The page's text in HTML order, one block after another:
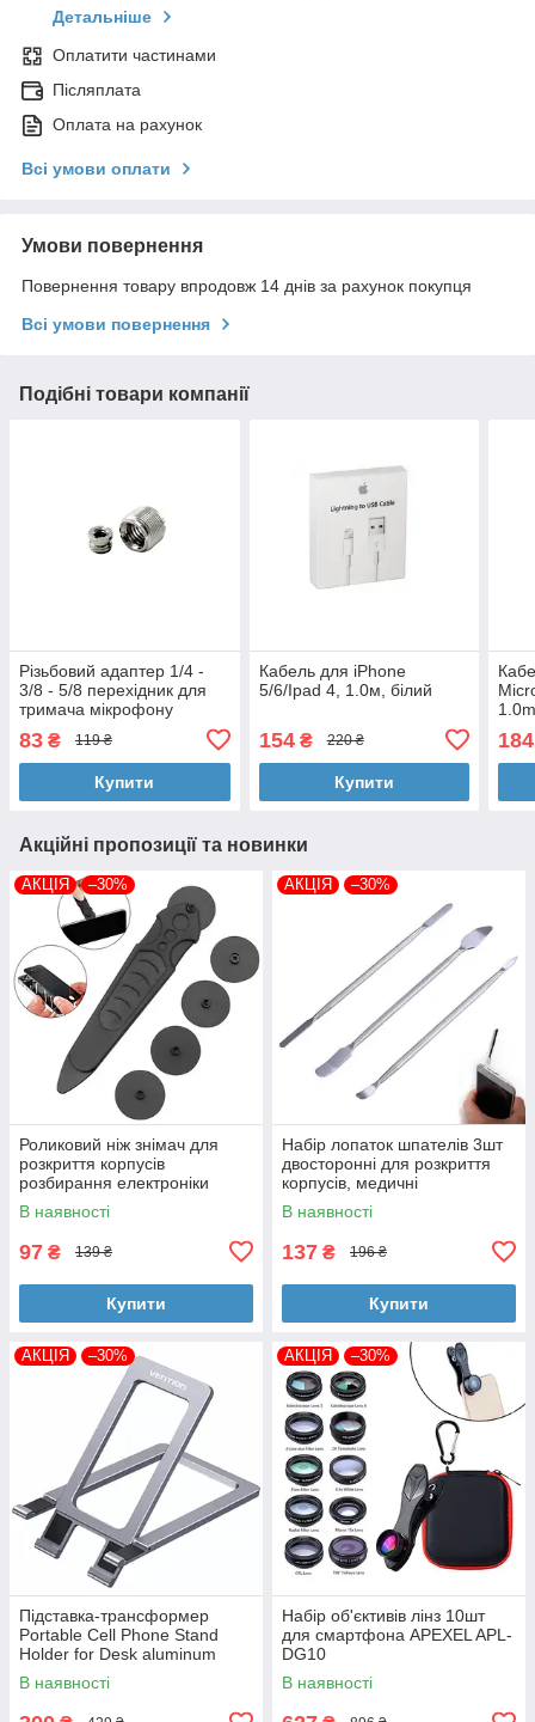
Детальніше
Оплатити частинами
Післяплата
Оплата на рахунок
Всі умови оплати
Умови повернення
Повернення товару впродовж 14 днів за рахунок покупця
Всі умови повернення
Подібні товари компанії
Різьбовий адаптер 1/4 -
3/8 - 5/8 перехідник для
тримача мікрофону
83 ₴ 119 ₴
Купити
Кабель для iPhone
5/6/Ipad 4, 1.0м, білий
154₴ 220 ₴
Купити
184
Акційні пропозиції та новинки
АКЦІЯ –30%
Роликовий ніж знімач для
розкриття корпусів
розбирання електроніки
В наявності
97 ₴ 139 ₴
Купити
АКЦІЯ –30%
Набір лопаток шпателів 3шт
двосторонні для розкриття
корпусів, медичні
В наявності
137 ₴ 196 ₴
Купити
АКЦІЯ –30%
Підставка-трансформер
Portable Cell Phone Stand
Holder for Desk aluminum
alloy Grey Vention
В наявності
АКЦІЯ –30%
Набір об'єктивів лінз 10шт
для смартфона APEXEL APL-
DG10
В наявності